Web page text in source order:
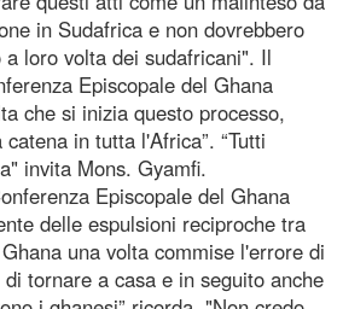
in Sudafrica e non dovrebbero
loro volta dei sudafricani". Il
Episcopale del Ghana
che si inizia questo processo,
in tutta l'Africa”. “Tutti
invita Mons. Gyamfi.
Episcopale del Ghana
delle espulsioni reciproche tra
una volta commise l'errore di
tornare a casa e in seguito anche